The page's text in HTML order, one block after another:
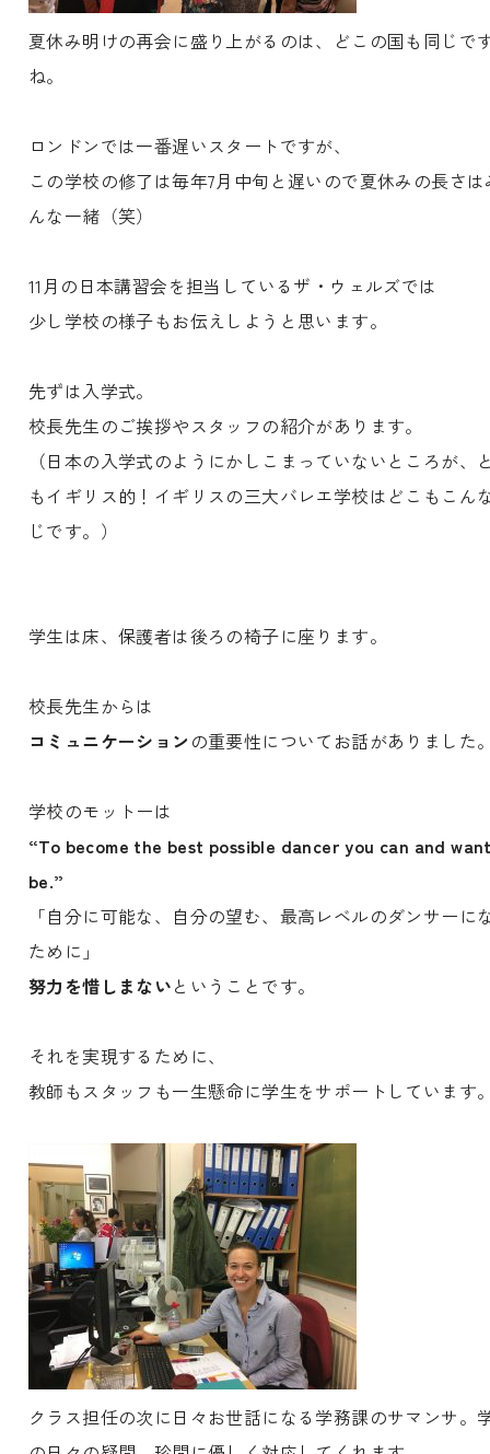
夏休み明けの再会に盛り上がるのは、どこの国も同じで
ね。
ロンドンでは一番遅いスタートですが、
この学校の修了は毎年7月中旬と遅いので夏休みの長さは
んな一緒（笑）
11月の日本講習会を担当しているザ・ウェルズでは
少し学校の様子もお伝えしようと思います。
先ずは入学式。
校長先生のご挨拶やスタッフの紹介があります。
（日本の入学式のようにかしこまっていないところが、
もイギリス的！イギリスの三大バレエ学校はどこもこん
じです。）
学生は床、保護者は後ろの椅子に座ります。
校長先生からは
コミュニケーションの重要性についてお話がありました
学校のモットーは
“To become the best possible dancer you can and
be.”
「自分に可能な、自分の望む、最高レベルのダンサーに
ために」
努力を惜しまないということです。
それを実現するために、
教師もスタッフも一生懸命に学生をサポートしています
クラス担任の次に日々お世話になる学務課のサマンサ。